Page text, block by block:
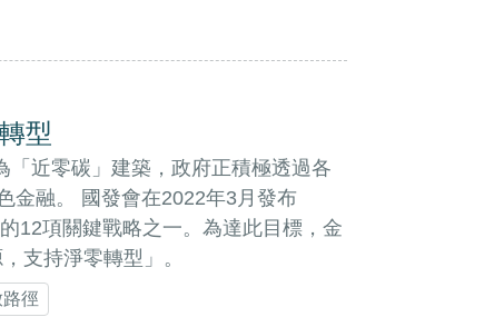
型
近零碳」建築，政府正積極透過各
金融。 國發會在2022年3月發布
12項關鍵戰略之一。為達此目標，金
支持淨零轉型」。
徑